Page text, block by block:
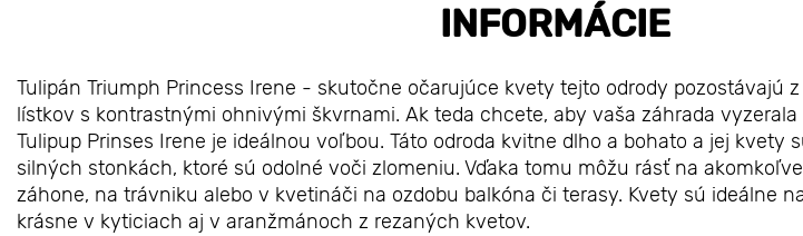
INFORMÁCIE
Tulipán Triumph Princess Irene - skutočne očarujúce kvety tejto odrody pozostávajú
lístkov s kontrastnými ohnivými škvrnami. Ak teda chcete, aby vaša záhrada
Tulipup Prinses Irene je ideálnou voľbou. Táto odroda kvitne dlho a bohato a jej kvety
silných stonkách, ktoré sú odolné voči zlomeniu. Vďaka tomu môžu rásť na
záhone, na trávniku alebo v kvetináči na ozdobu balkóna či terasy. Kvety sú ideálne
krásne v kyticiach aj v aranžmánoch z rezaných kvetov.